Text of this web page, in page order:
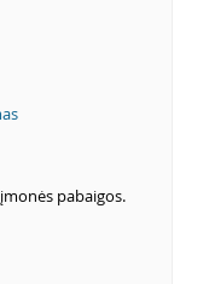
pabaigos.